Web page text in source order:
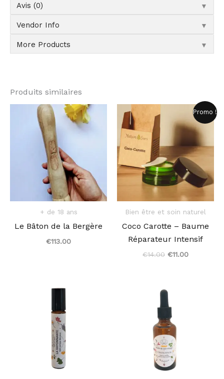
Avis (0) ▼
Vendor Info ▼
More Products ▼
Produits similaires
+ de 18 ans
Le Bâton de la Bergère
€113.00
Promo !
Bien être et soin naturel
Coco Carotte – Baume
Réparateur Intensif
€14.00
initial
€14.00.
€11.00
Le
prix
actuel
est :
€11.00.